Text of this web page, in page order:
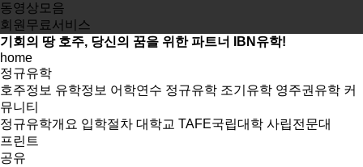
동영상모음
회원무료서비스
기회의 땅 호주, 당신의 꿈을 위한 파트너 IBN유학!
home
정규유학
호주정보 유학정보 어학연수 정규유학 조기유학 영주권유학 커
뮤니티
정규유학개요 입학절차 대학교 TAFE국립대학 사립전문대
프린트
공유